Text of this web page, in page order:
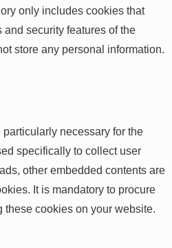
only includes cookies that
security features of the
store any personal information.
necessary for the
specifically to collect user
other embedded contents are
It is mandatory to procure
these cookies on your website.